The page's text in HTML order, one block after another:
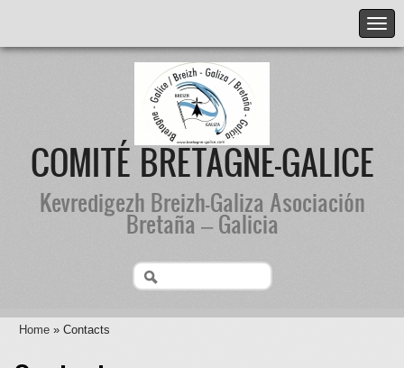
COMITÉ BRETAGNE-GALICE
Kevredigezh Breizh-Galiza Asociación
Bretaña – Galicia
Home » Contacts